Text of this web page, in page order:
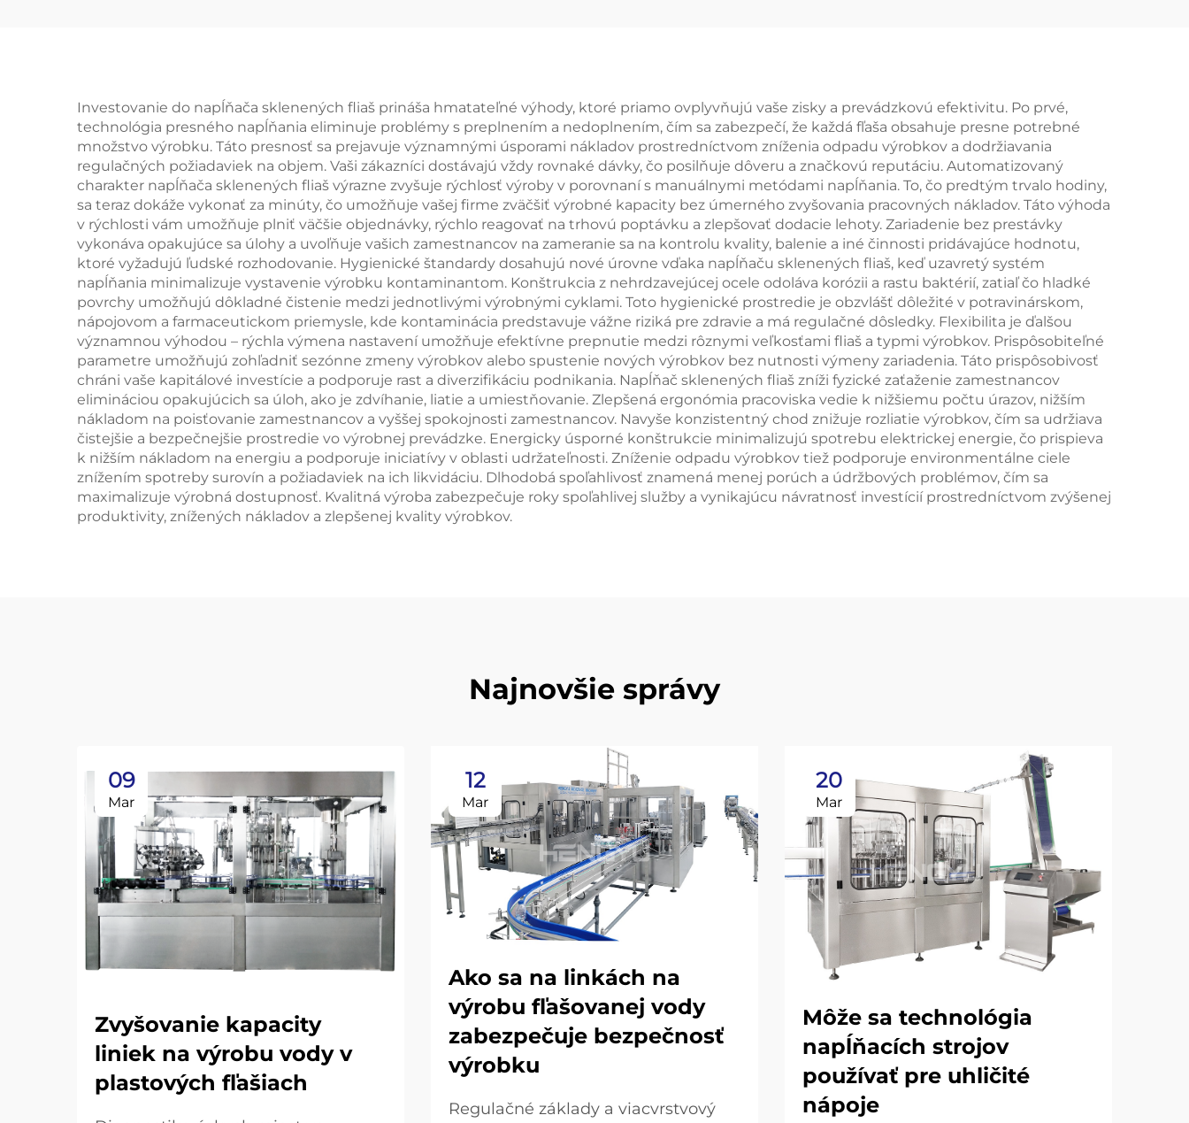
Investovanie do napĺňača sklenených fliaš prináša hmatateľné výhody, ktoré priamo ovplyvňujú vaše zisky a prevádzkovú efektivitu. Po prvé,
technológia presného napĺňania eliminuje problémy s preplnením a nedoplnením, čím sa zabezpečí, že každá fľaša obsahuje presne potrebné
množstvo výrobku. Táto presnosť sa prejavuje významnými úsporami nákladov prostredníctvom zníženia odpadu výrobkov a dodržiavania
regulačných požiadaviek na objem. Vaši zákazníci dostávajú vždy rovnaké dávky, čo posilňuje dôveru a značkovú reputáciu. Automatizovaný
charakter napĺňača sklenených fliaš výrazne zvyšuje rýchlosť výroby v porovnaní s manuálnymi metódami napĺňania. To, čo predtým trvalo hodiny,
sa teraz dokáže vykonať za minúty, čo umožňuje vašej firme zväčšiť výrobné kapacity bez úmerného zvyšovania pracovných nákladov. Táto výhoda
v rýchlosti vám umožňuje plniť väčšie objednávky, rýchlo reagovať na trhovú poptávku a zlepšovať dodacie lehoty. Zariadenie bez prestávky
vykonáva opakujúce sa úlohy a uvoľňuje vašich zamestnancov na zameranie sa na kontrolu kvality, balenie a iné činnosti pridávajúce hodnotu,
ktoré vyžadujú ľudské rozhodovanie. Hygienické štandardy dosahujú nové úrovne vďaka napĺňaču sklenených fliaš, keď uzavretý systém
napĺňania minimalizuje vystavenie výrobku kontaminantom. Konštrukcia z nehrdzavejúcej ocele odoláva korózii a rastu baktérií, zatiaľ čo hladké
povrchy umožňujú dôkladné čistenie medzi jednotlivými výrobnými cyklami. Toto hygienické prostredie je obzvlášť dôležité v potravinárskom,
nápojovom a farmaceutickom priemysle, kde kontaminácia predstavuje vážne riziká pre zdravie a má regulačné dôsledky. Flexibilita je ďalšou
významnou výhodou – rýchla výmena nastavení umožňuje efektívne prepnutie medzi rôznymi veľkosťami fliaš a typmi výrobkov. Prispôsobiteľné
parametre umožňujú zohľadniť sezónne zmeny výrobkov alebo spustenie nových výrobkov bez nutnosti výmeny zariadenia. Táto prispôsobivosť
chráni vaše kapitálové investície a podporuje rast a diverzifikáciu podnikania. Napĺňač sklenených fliaš zníži fyzické zaťaženie zamestnancov
elimináciou opakujúcich sa úloh, ako je zdvíhanie, liatie a umiestňovanie. Zlepšená ergonómia pracoviska vedie k nižšiemu počtu úrazov, nižším
nákladom na poisťovanie zamestnancov a vyššej spokojnosti zamestnancov. Navyše konzistentný chod znižuje rozliatie výrobkov, čím sa udržiava
čistejšie a bezpečnejšie prostredie vo výrobnej prevádzke. Energicky úsporné konštrukcie minimalizujú spotrebu elektrickej energie, čo prispieva
k nižším nákladom na energiu a podporuje iniciatívy v oblasti udržateľnosti. Zníženie odpadu výrobkov tiež podporuje environmentálne ciele
znížením spotreby surovín a požiadaviek na ich likvidáciu. Dlhodobá spoľahlivosť znamená menej porúch a údržbových problémov, čím sa
maximalizuje výrobná dostupnosť. Kvalitná výroba zabezpečuje roky spoľahlivej služby a vynikajúcu návratnosť investícií prostredníctvom zvýšenej
produktivity, znížených nákladov a zlepšenej kvality výrobkov.
Najnovšie správy
09
Mar
Zvyšovanie kapacity
liniek na výrobu vody v
plastových fľašiach
12
Mar
Ako sa na linkách na
výrobu fľašovanej vody
zabezpečuje bezpečnosť
výrobku
Regulačné základy a viacvrstvový
20
Mar
Môže sa technológia
napĺňacích strojov
používať pre uhličité
nápoje